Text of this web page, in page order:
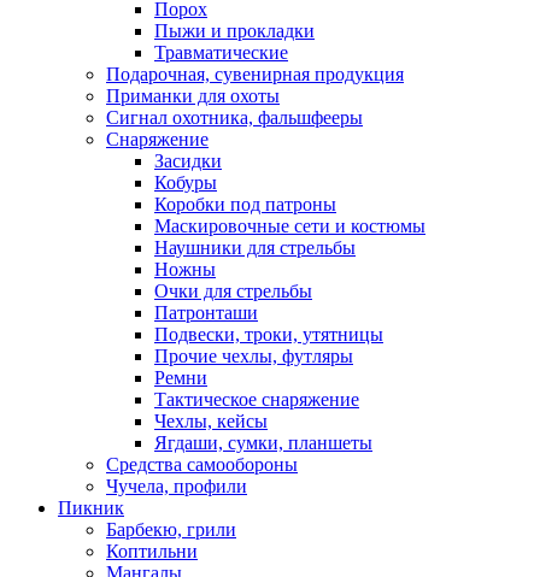
Порох
Пыжи и прокладки
Травматические
Подарочная, сувенирная продукция
Приманки для охоты
Сигнал охотника, фальшфееры
Снаряжение
Засидки
Кобуры
Коробки под патроны
Маскировочные сети и костюмы
Наушники для стрельбы
Ножны
Очки для стрельбы
Патронташи
Подвески, троки, утятницы
Прочие чехлы, футляры
Ремни
Тактическое снаряжение
Чехлы, кейсы
Ягдаши, сумки, планшеты
Средства самообороны
Чучела, профили
Пикник
Барбекю, грили
Коптильни
Мангалы